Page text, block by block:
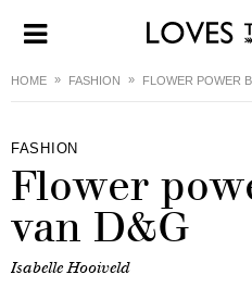
HOME FASHION FLOWER POWER
FASHION
Flower
van D&G
Isabelle Hooiveld